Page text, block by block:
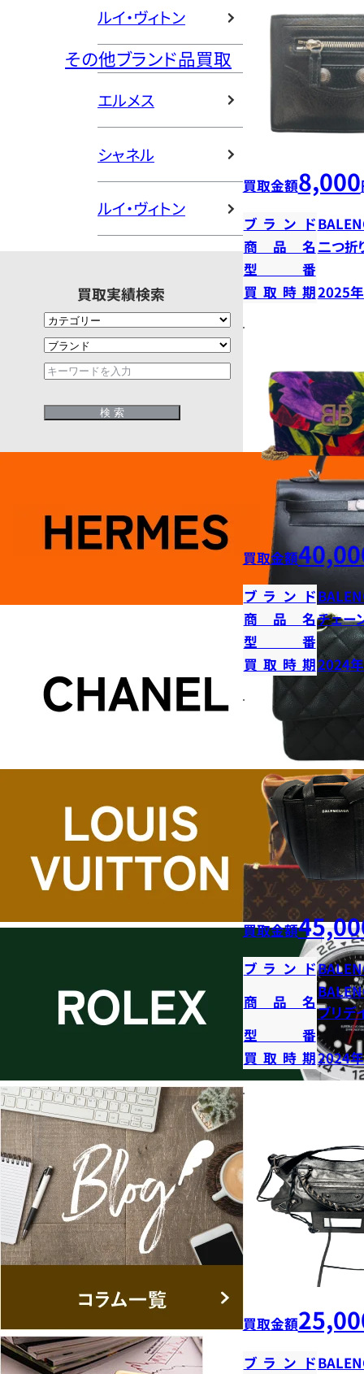
ルイ・ヴィトン
その他ブランド品買取
エルメス
シャネル
ルイ・ヴィトン
買取実績検索
買取金額8,000
ブランド
商品名二つ折
型番
買取時期2025
買取金額
ブランド
商品名チェー
型番
買取時期2024
買取金額
ブランド
商品名
ブリデ
型番
買取時期2024
買取金額
ブランド